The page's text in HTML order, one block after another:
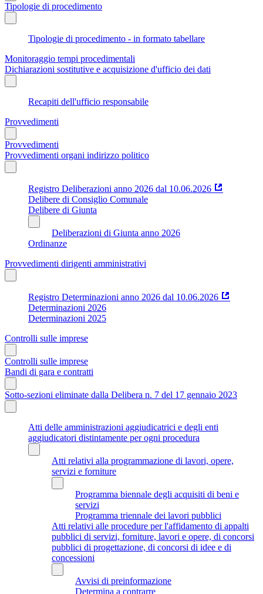
Tipologie di procedimento
Tipologie di procedimento - in formato tabellare
Monitoraggio tempi procedimentali
Dichiarazioni sostitutive e acquisizione d'ufficio dei dati
Recapiti dell'ufficio responsabile
Provvedimenti
Provvedimenti
Provvedimenti organi indirizzo politico
Registro Deliberazioni anno 2026 dal 10.06.2026
Delibere di Consiglio Comunale
Delibere di Giunta
Deliberazioni di Giunta anno 2026
Ordinanze
Provvedimenti dirigenti amministrativi
Registro Determinazioni anno 2026 dal 10.06.2026
Determinazioni 2026
Determinazioni 2025
Controlli sulle imprese
Controlli sulle imprese
Bandi di gara e contratti
Sotto-sezioni eliminate dalla Delibera n. 7 del 17 gennaio 2023
Atti delle amministrazioni aggiudicatrici e degli enti
aggiudicatori distintamente per ogni procedura
Atti relativi alla programmazione di lavori, opere,
servizi e forniture
Programma biennale degli acquisiti di beni e
servizi
Programma triennale dei lavori pubblici
Atti relativi alle procedure per l'affidamento di appalti
pubblici di servizi, forniture, lavori e opere, di concorsi
pubblici di progettazione, di concorsi di idee e di
concessioni
Avvisi di preinformazione
Determina a contrarre